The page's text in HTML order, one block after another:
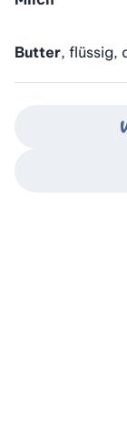
Butter, flüssig,